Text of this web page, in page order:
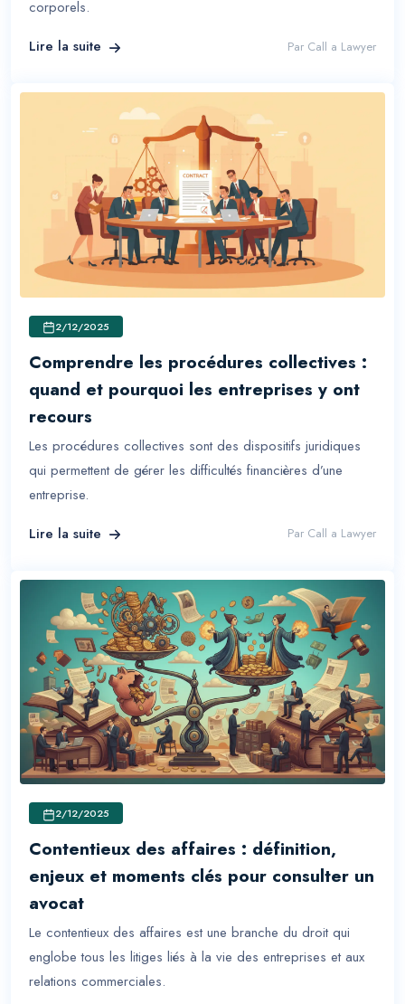
corporels.
Lire la suite
Par Call a Lawyer
2/12/2025
Comprendre les procédures collectives :
quand et pourquoi les entreprises y ont
recours
Les procédures collectives sont des dispositifs juridiques
qui permettent de gérer les difficultés financières d’une
entreprise.
Lire la suite
Par Call a Lawyer
2/12/2025
Contentieux des affaires : définition,
enjeux et moments clés pour consulter un
avocat
Le contentieux des affaires est une branche du droit qui
englobe tous les litiges liés à la vie des entreprises et aux
relations commerciales.